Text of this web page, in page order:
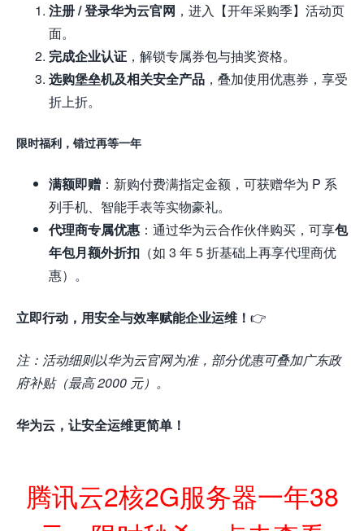
注册 / 登录华为云官网 ，进入【开年采购季】活动页
面。
完成企业认证 ，解锁专属券包与抽奖资格。
选购堡垒机及相关安全产品 ，叠加使用优惠券，享受
折上折。
限时福利，错过再等一年
满额即赠 ：新购付费满指定金额，可获赠华为 P 系
列手机、智能手表等实物豪礼。
代理商专属优惠 ：通过华为云合作伙伴购买，可享包
年包月额外折扣 （如 3 年 5 折基础上再享代理商优
惠）。
立即行动，用安全与效率赋能企业运维！ 👉
注：活动细则以华为云官网为准，部分优惠可叠加广东政
府补贴（最高 2000 元）。
华为云，让安全运维更简单！
腾讯云2核2G服务器一年38